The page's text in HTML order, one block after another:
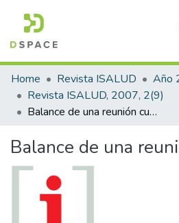
Communities & Collections
All of DSpace
Statistics
Home Revista ISALUD
Año
Revista ISALUD, 2007, 2(9)
Balance de una reunión cumbre
Balance de una